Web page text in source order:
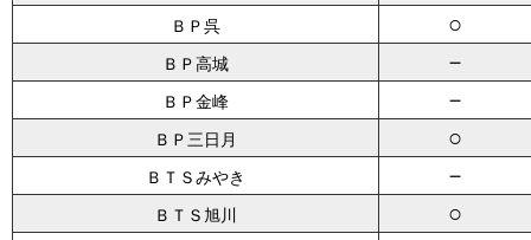
ＢＰ呉 ○
ＢＰ高城 －
ＢＰ金峰 －
ＢＰ三日月 ○
ＢＴＳみやき －
ＢＴＳ旭川 ○